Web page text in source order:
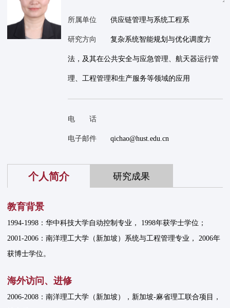
所属单位 供应链管理与系统工程系
研究方向 复杂系统智能规划与优化调度方
法，及其在公共安全与应急管理、航天器运行管
理、工程管理和生产服务等领域的应用
电 话
电子邮件 qichao@hust.edu.cn
个人简介 研究成果
教育背景
1994-1998：华中科技大学自动控制专业， 1998年获学士学位；
2001-2006：南洋理工大学（新加坡）系统与工程管理专业， 2006年
获博士学位。
海外访问、进修
2006-2008：南洋理工大学（新加坡），新加坡-麻省理工联合项目，